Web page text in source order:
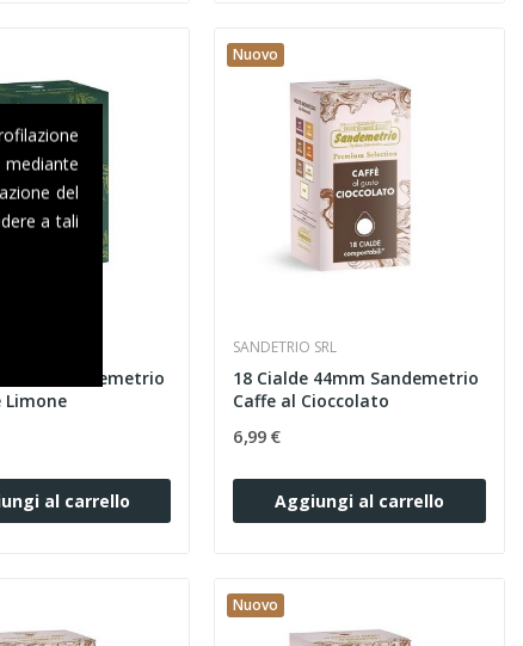
44mm Sandemetrio
Limone
al carrello
Nuovo
SANDETRIO SRL
18 Cialde 44mm Sandemetrio
Caffe al Cioccolato
6,99 €
Aggiungi al carrello
Nuovo
del
a tali